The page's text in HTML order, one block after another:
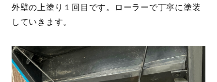
外壁の上塗り１回目です。ローラーで丁寧に塗装
していきます。